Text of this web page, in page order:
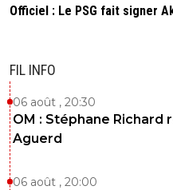
Officiel : Le PSG fait signer
FIL INFO
06 août , 20:30
OM : Stéphane
Aguerd
06 août , 20:00